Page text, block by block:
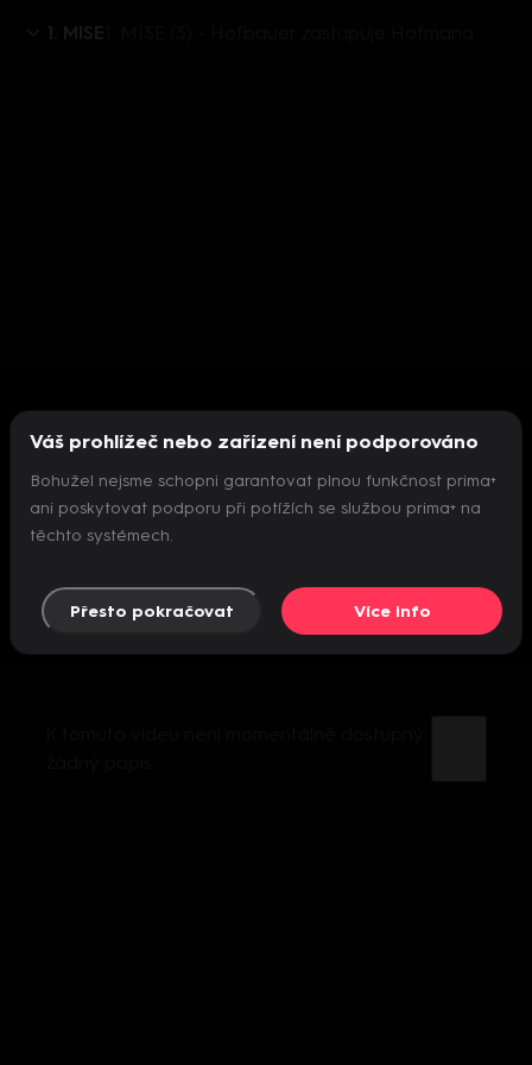
1. MISE
Nepodařilo se inicializovat přehrávač
Váš prohlížeč nebo zařízení není podporováno
Bohužel nejsme schopni garantovat plnou funkčnost prima+
ani poskytovat podporu při potížích se službou prima+ na
těchto systémech.
Přesto pokračovat Více info